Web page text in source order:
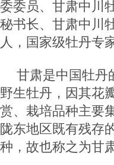
委委员、甘肃中川
秘书长、甘肃中川
人，国家级牡丹专
甘肃是中国牡丹
野生牡丹，因其花
赏、栽培品种主要
陇东地区既有残存
种，故也称之为甘